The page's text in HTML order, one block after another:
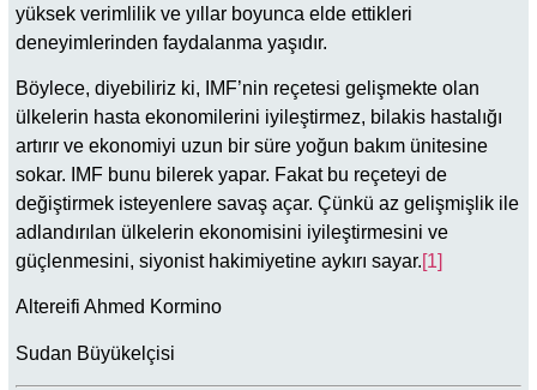
yüksek verimlilik ve yıllar boyunca elde ettikleri
deneyimlerinden faydalanma yaşıdır.
Böylece, diyebiliriz ki, IMF’nin reçetesi gelişmekte olan
ülkelerin hasta ekonomilerini iyileştirmez, bilakis hastalığı
artırır ve ekonomiyi uzun bir süre yoğun bakım ünitesine
sokar. IMF bunu bilerek yapar. Fakat bu reçeteyi de
değiştirmek isteyenlere savaş açar. Çünkü az gelişmişlik ile
adlandırılan ülkelerin ekonomisini iyileştirmesini ve
güçlenmesini, siyonist hakimiyetine aykırı sayar.[1]
Altereifi Ahmed Kormino
Sudan Büyükelçisi